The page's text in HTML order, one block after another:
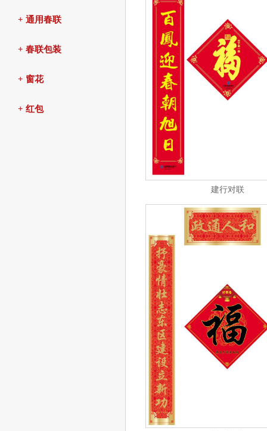
+ 通用春联
+ 春联包装
+ 窗花
+ 红包
建行对联